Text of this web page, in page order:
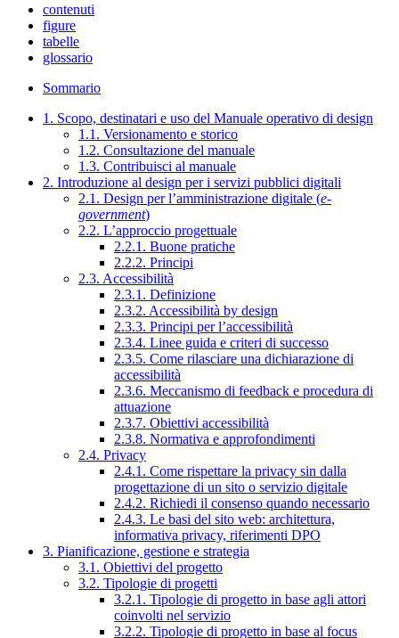
contenuti
figure
tabelle
glossario
Sommario
1. Scopo, destinatari e uso del Manuale operativo di design
1.1. Versionamento e storico
1.2. Consultazione del manuale
1.3. Contribuisci al manuale
2. Introduzione al design per i servizi pubblici digitali
2.1. Design per l’amministrazione digitale (e-
government)
2.2. L’approccio progettuale
2.2.1. Buone pratiche
2.2.2. Principi
2.3. Accessibilità
2.3.1. Definizione
2.3.2. Accessibilità by design
2.3.3. Principi per l’accessibilità
2.3.4. Linee guida e criteri di successo
2.3.5. Come rilasciare una dichiarazione di
accessibilità
2.3.6. Meccanismo di feedback e procedura di
attuazione
2.3.7. Obiettivi accessibilità
2.3.8. Normativa e approfondimenti
2.4. Privacy
2.4.1. Come rispettare la privacy sin dalla
progettazione di un sito o servizio digitale
2.4.2. Richiedi il consenso quando necessario
2.4.3. Le basi del sito web: architettura,
informativa privacy, riferimenti DPO
3. Pianificazione, gestione e strategia
3.1. Obiettivi del progetto
3.2. Tipologie di progetti
3.2.1. Tipologie di progetto in base agli attori
coinvolti nel servizio
3.2.2. Tipologie di progetto in base al focus